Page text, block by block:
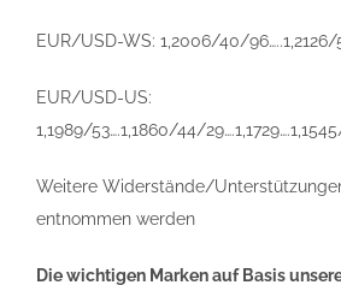
EUR/USD-WS: 1,2006/40/
EUR/USD-US:
1,1989/53….1,1860/44/
Weitere Widerstände/
entnommen werden
Die wichtigen Marken auf Basis